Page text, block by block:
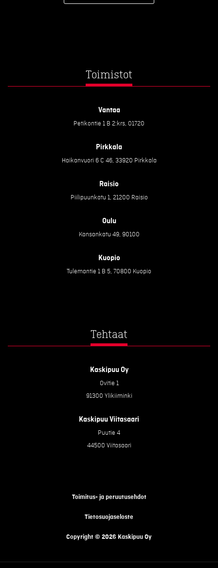
Toimistot
Vantaa
Petikontie 1 B 2:krs, 01720
Pirkkala
Haikanvuori 6 C 46, 33920 Pirkkala
Raisio
Piilipuunkatu 1, 21200 Raisio
Oulu
Kansankatu 49, 90100
Kuopio
Tulemantie 1 B 5, 70800 Kuopio
Tehtaat
Kaskipuu Oy
Ovitie 1
91300 Ylikiiminki
Kaskipuu Viitasaari
Puutie 4
44500 Viitasaari
Copyright © 2026 Kaskipuu Oy
Tietosuojaseloste
Toimitus- ja peruutusehdot